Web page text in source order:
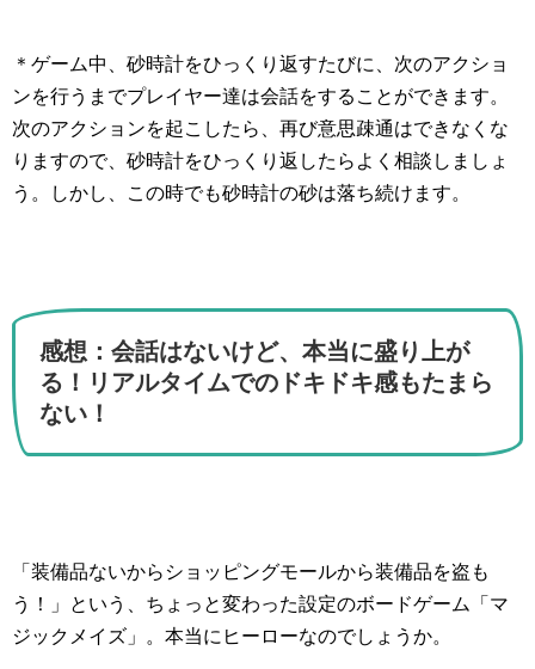
＊ゲーム中、砂時計をひっくり返すたびに、次のアクショ
ンを行うまでプレイヤー達は会話をすることができます。
次のアクションを起こしたら、再び意思疎通はできなくな
りますので、砂時計をひっくり返したらよく相談しましょ
う。しかし、この時でも砂時計の砂は落ち続けます。
感想：会話はないけど、本当に盛り上が
る！リアルタイムでのドキドキ感もたまら
ない！
「装備品ないからショッピングモールから装備品を盗も
う！」という、ちょっと変わった設定のボードゲーム「マ
ジックメイズ」。本当にヒーローなのでしょうか。